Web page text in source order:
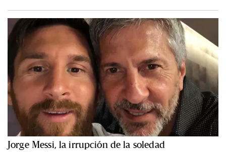
Jorge Messi, la irrupción de la soledad